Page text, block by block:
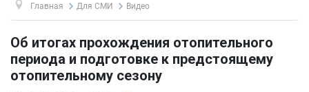
Главная Для СМИ Видео
Об итогах прохождения отопительного
периода и подготовке к предстоящему
отопительному сезону